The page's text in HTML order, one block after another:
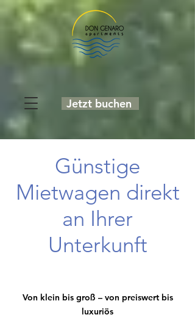
Jetzt buchen
Günstige
Mietwagen direkt
an Ihrer
Unterkunft
Von klein bis groß – von preiswert bis
luxuriös